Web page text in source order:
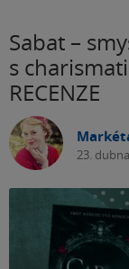
Sabat –
s
RECENZE
23.